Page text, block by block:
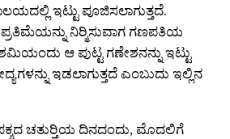
ಇಟ್ಟು ಪೂಜಿಸಲಾಗುತ್ತದೆ.
ಪ್ರತಿಮೆಯನ್ನು ನಿರ‍್ಮಿಸುವಾಗ ಗಣಪತಿಯ
ಆ ಪುಟ್ಟ ಗಣೇಶನನ್ನು ಇಟ್ಟು
ಇಡಲಾಗುತ್ತದೆ ಎಂಬುದು ಇಲ್ಲಿನ
ಚತುರ‍್ತಿಯ ದಿನದಂದು, ಮೊದಲಿಗೆ